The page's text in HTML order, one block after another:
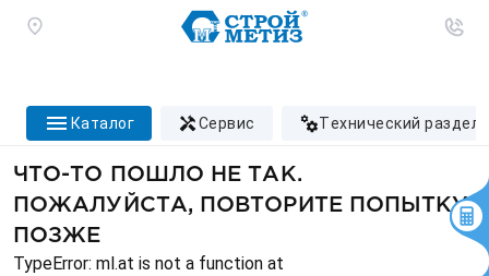
каталог сервис технический раздел
ЧТО-ТО ПОШЛО НЕ ТАК.
ПОЖАЛУЙСТА, ПОВТОРИТЕ ПОПЫТКУ
ПОЗЖЕ
TypeError: ml.at is not a function at